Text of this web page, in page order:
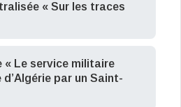
« Sur les traces
« Le service militaire
par un Saint-